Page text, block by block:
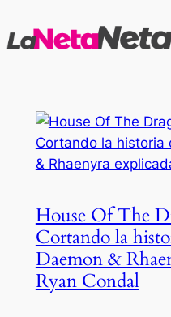
al
House Of The
Cortando la
Daemon &
Ryan Condal